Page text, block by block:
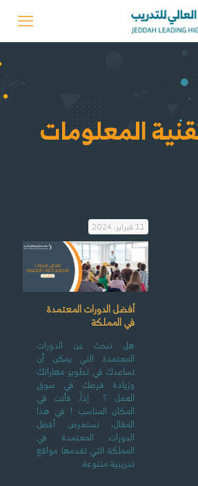
المعلومات
11 فبراير، 2024
أفضل الدورات المعتمدة
في المملكة
هل تبحث عن الدورات
المعتمدة التي يمكن أن
تساعدك في تطوير مهاراتك
وزيادة فرصك في سوق
العمل ؟ إذاً، فأنت في
المكان المناسب ! في هذا
المقال، نستعرض أفضل
الدورات المعتمدة في
المملكة التي تقدمها مواقع
تدريبية متنوعة.